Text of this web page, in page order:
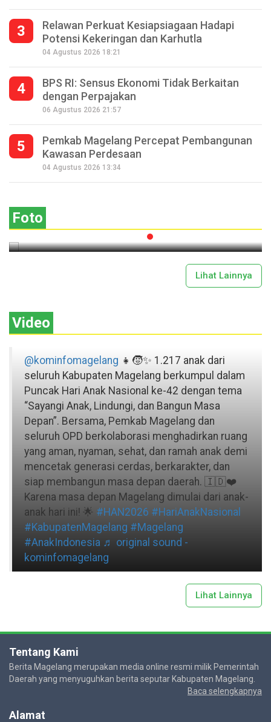
3
Relawan Perkuat Kesiapsiagaan Hadapi
Potensi Kekeringan dan Karhutla
04 Agustus 2026 18:21
4
BPS RI: Sensus Ekonomi Tidak Berkaitan
dengan Perpajakan
06 Agustus 2026 21:57
5
Pemkab Magelang Percepat Pembangunan
Kawasan Perdesaan
04 Agustus 2026 13:34
Foto
Seperempat Abad Perhelatan Festival
Lima Gunung XXV Kobarkan Semangat
Lihat Lainnya
Video
@kominfomagelang 👧🧒✨ 1.217 anak dari
seluruh Kabupaten Magelang berkumpul dalam
Puncak Hari Anak Nasional ke-42 dengan tema
“Sayangi Anak, Lindungi, dan Bangun Masa
Depan”. Bersama, Pemkab Magelang dan
seluruh OPD berkolaborasi menghadirkan ruang
yang aman, nyaman, sehat, dan ramah anak demi
mencetak generasi cerdas, berkarakter, dan
siap membangun masa depan daerah. 🇮🇩❤️
Karena masa depan Magelang dimulai dari anak-
anak hari ini! 🌟 #HAN2026 #HariAnakNasional
#KabupatenMagelang #Magelang
#AnakIndonesia ♬ original sound -
kominfomagelang
Lihat Lainnya
Tentang Kami
Berita Magelang merupakan media online resmi milik Pemerintah
Daerah yang menyuguhkan berita seputar Kabupaten Magelang.
Baca selengkapnya
Alamat